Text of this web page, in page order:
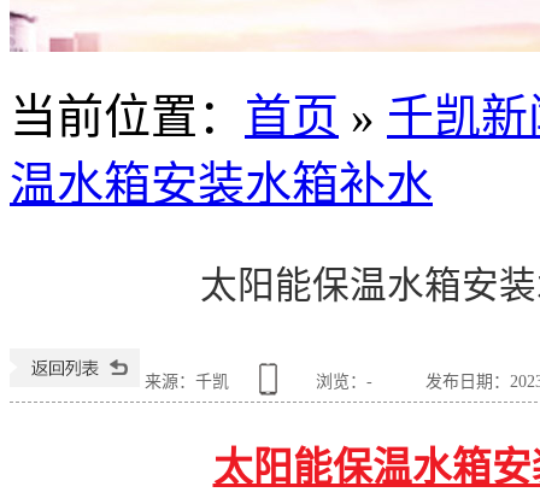
当前位置 ： 首页 » 千凯
温水箱安装水箱补水
太阳能保温水箱安
来源：千凯 浏览： - 发布日期：
太阳能保温水箱安